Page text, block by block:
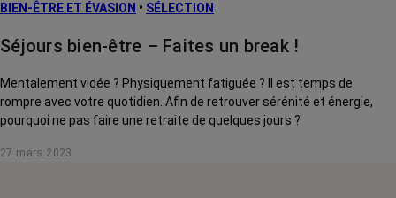
BIEN-ÊTRE ET ÉVASION • SÉLECTION
Séjours bien-être – Faites un break !
Mentalement vidée ? Physiquement fatiguée ? Il est temps de
rompre avec votre quotidien. Afin de retrouver sérénité et énergie,
pourquoi ne pas faire une retraite de quelques jours ?
27 mars 2023